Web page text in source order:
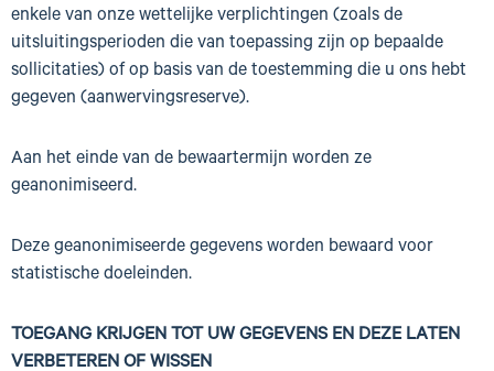
enkele van onze wettelijke verplichtingen (zoals de
uitsluitingsperioden die van toepassing zijn op bepaalde
sollicitaties) of op basis van de toestemming die u ons hebt
gegeven (aanwervingsreserve).
Aan het einde van de bewaartermijn worden ze
geanonimiseerd.
Deze geanonimiseerde gegevens worden bewaard voor
statistische doeleinden.
TOEGANG KRIJGEN TOT UW GEGEVENS EN DEZE LATEN
VERBETEREN OF WISSEN